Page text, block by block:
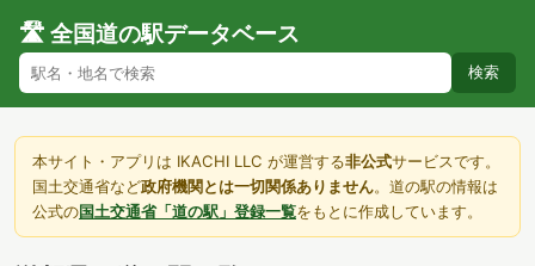
🛣️ 全国道の駅データベース
検索
本サイト・アプリは IKACHI LLC が運営する非公式サービスです。
国土交通省など政府機関とは一切関係ありません。道の駅の情報は
公式の国土交通省「道の駅」登録一覧をもとに作成しています。